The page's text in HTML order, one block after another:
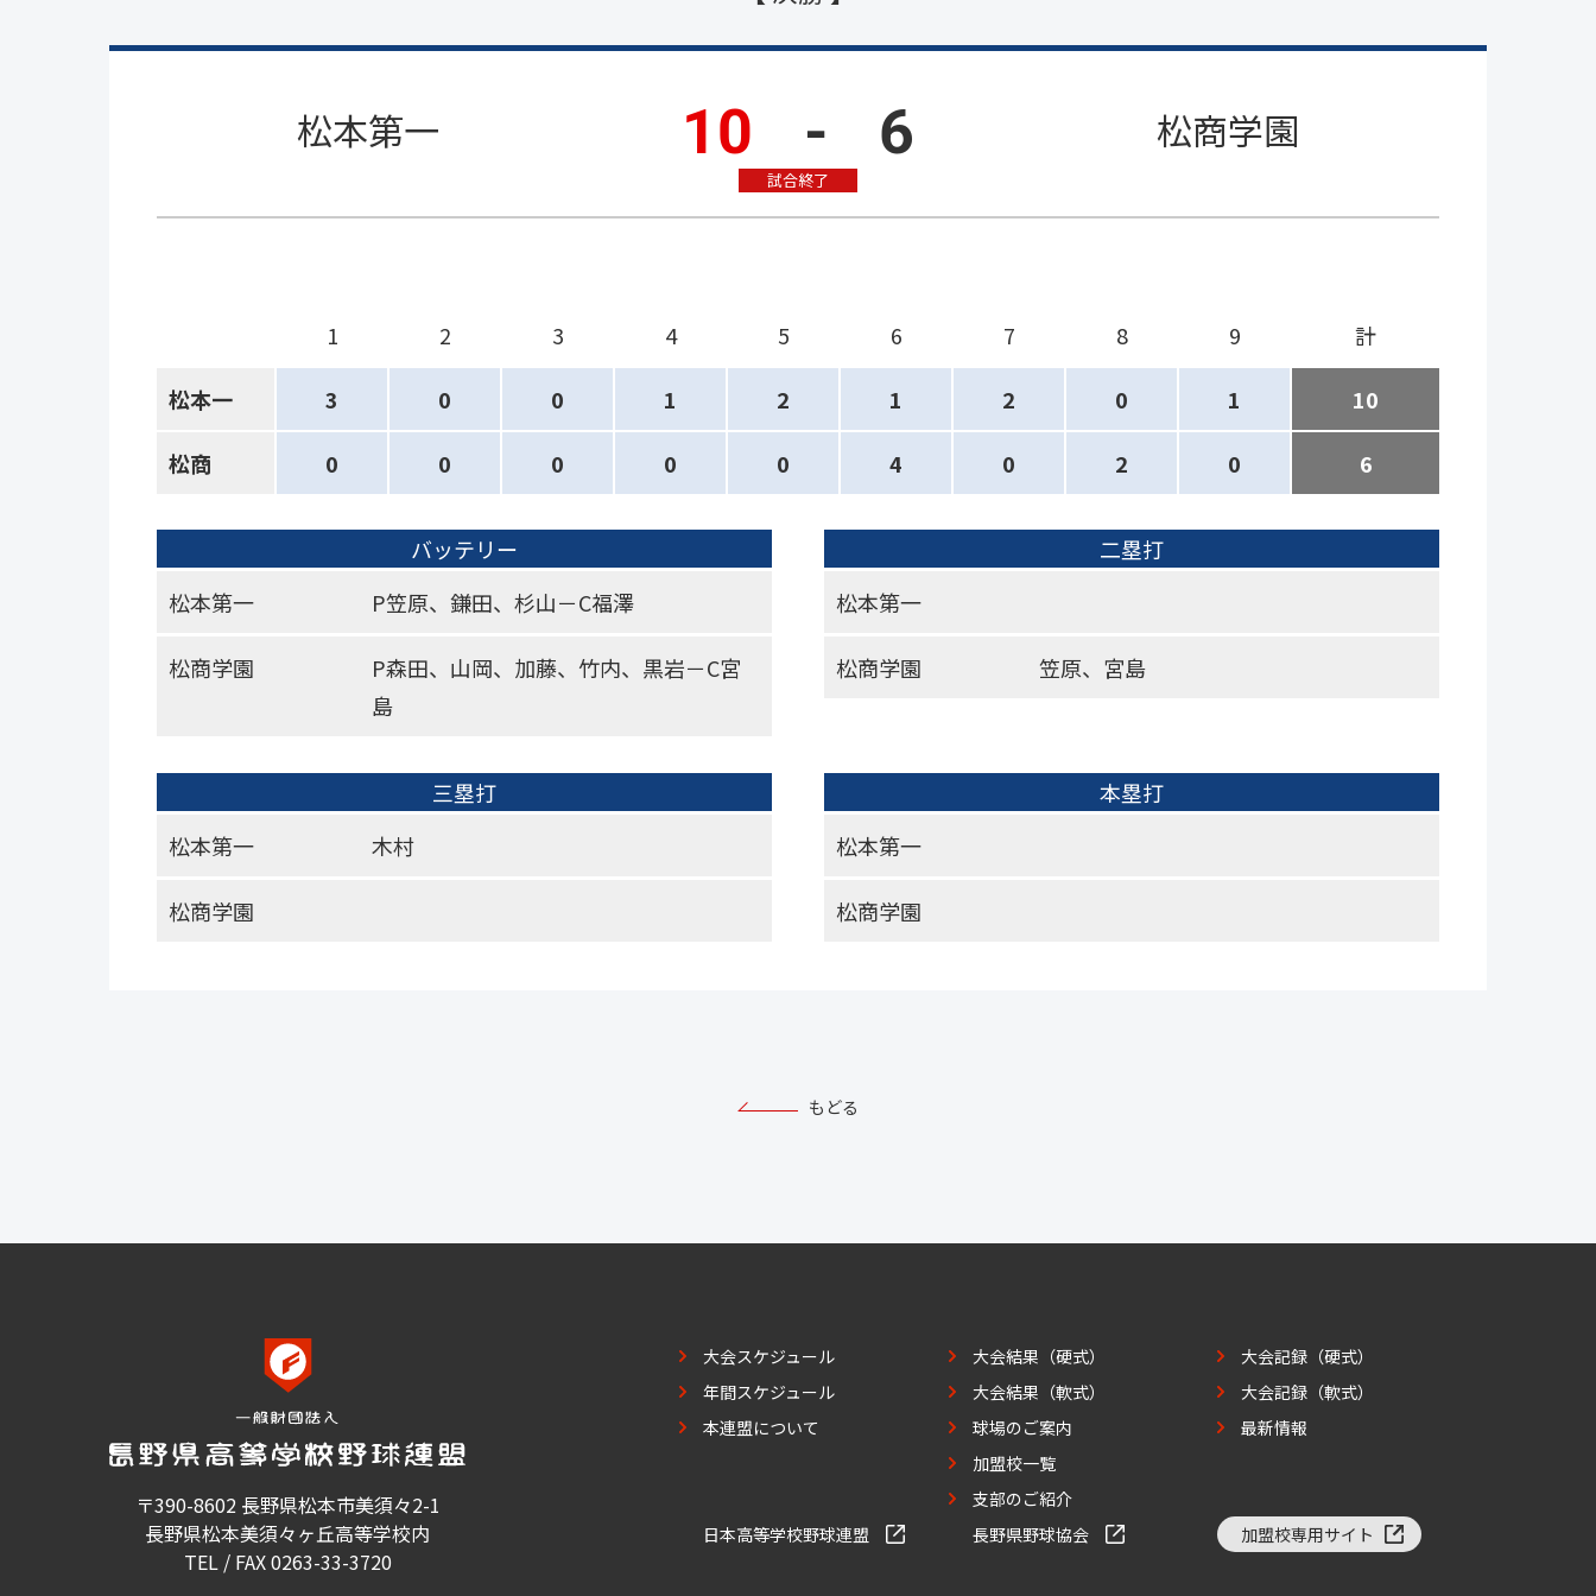
松本第一 10 - 6
試合終了
松商学園
1 2 3 4 5 6 7 8 9 計
松本一 3 0 0 1 2 1 2 0 1 10
松商 0 0 0 0 0 4 0 2 0 6
バッテリー
松本第一
P笠原、鎌田、杉山－C福澤
松商学園
P森田、山岡、加藤、竹内、黒岩－C宮
島
二塁打
松本第一
松商学園 笠原、宮島
三塁打
松本第一
木村
松商学園
本塁打
松本第一
松商学園
もどる
〒390-8602 長野県松本市美須々2-1
長野県松本美須々ヶ丘高等学校内
TEL / FAX 0263-33-3720
大会スケジュール
年間スケジュール
本連盟について
大会結果（硬式）
大会結果（軟式）
球場のご案内
加盟校一覧
支部のご紹介
大会記録（硬式）
大会記録（軟式）
最新情報
日本高等学校野球連盟 長野県野球協会 加盟校専用サイト